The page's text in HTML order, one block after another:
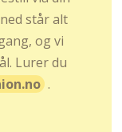
står alt
og vi
Lurer du
.